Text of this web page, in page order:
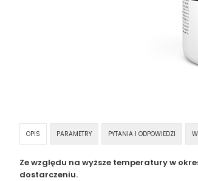
OPIS PARAMETRY PYTANIA I ODPOWIEDZI
Ze względu na wyższe temperatury w
dostarczeniu.